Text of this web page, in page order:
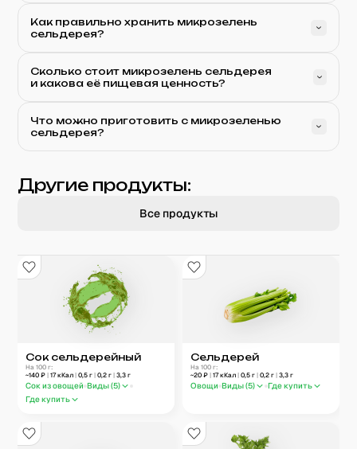
Как правильно хранить микрозелень
сельдерея?
Сколько стоит микрозелень сельдерея
и какова её пищевая ценность?
Что можно приготовить с микрозеленью
сельдерея?
Другие продукты:
Все продукты
Сок сельдерейный
На 100 г:
~140 ₽| 17кКал| 0,5 г| 0,2 г| 3,3 г
Сок из овощей Виды (5)
Где купить
Сельдерей
На 100 г:
~20 ₽ | 17кКал | 0,5 г | 0,2 г | 3,3 г
Овощи Виды (5) Где купить